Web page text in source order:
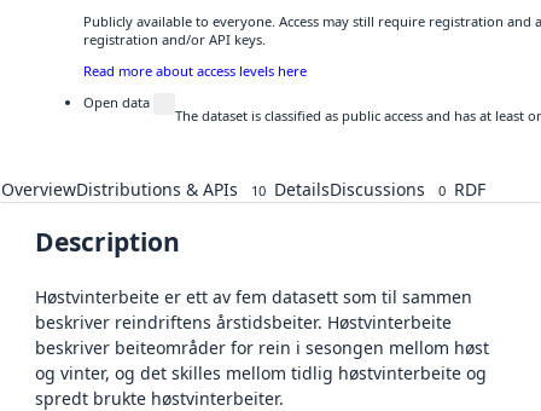
Publicly available to everyone. Access may still require registration and
registration and/or API keys.
Read more about access levels here
Open data
The dataset is classified as public access and has at
OverviewDistributions & APIs 10 DetailsDiscussions 0 RDF
Description
Høstvinterbeite er ett av fem datasett som til sammen
beskriver reindriftens årstidsbeiter. Høstvinterbeite
beskriver beiteområder for rein i sesongen mellom høst
og vinter, og det skilles mellom tidlig høstvinterbeite og
spredt brukte høstvinterbeiter.